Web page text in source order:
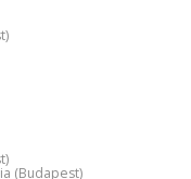
(Budapest)